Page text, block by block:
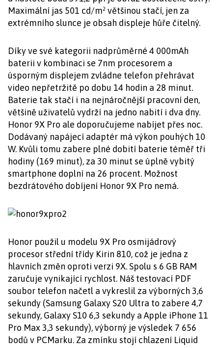
Maximální jas 501 cd/m² většinou stačí, jen za
extrémního slunce je obsah displeje hůře čitelný.
Díky ve své kategorii nadprůměrné 4 000mAh
baterii v kombinaci se 7nm procesorem a
úsporným displejem zvládne telefon přehrávat
video nepřetržitě po dobu 14 hodin a 28 minut.
Baterie tak stačí i na nejnáročnější pracovní den,
většině uživatelů vydrží na jedno nabití i dva dny.
Honor 9X Pro ale doporučujeme nabíjet přes noc.
Dodávaný napájecí adaptér má výkon pouhých 10
W. Kvůli tomu zabere plné dobití baterie téměř tři
hodiny (169 minut), za 30 minut se úplně vybitý
smartphone doplní na 26 procent. Možnost
bezdrátového dobíjení Honor 9X Pro nemá.
Honor použil u modelu 9X Pro osmijádrový
procesor střední třídy Kirin 810, což je jedna z
hlavních změn oproti verzi 9X. Spolu s 6 GB RAM
zaručuje vynikající rychlost. Náš testovací PDF
soubor telefon načetl a vykreslil za výborných 3,6
sekundy (Samsung Galaxy S20 Ultra to zabere 4,7
sekundy, Galaxy S10 6,3 sekundy a Apple iPhone 11
Pro Max 3,3 sekundy), výborný je výsledek 7 656
bodů v PCMarku. Za zmínku stojí chlazení Liquid